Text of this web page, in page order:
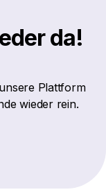
da!
Plattform
wieder rein.